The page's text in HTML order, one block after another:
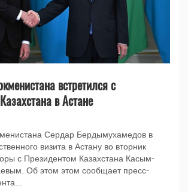
встретился с
в Астане
Сердар Бердымухамедов в
визита в Астану во вторник
с Президентом Казахстана Касым-
Об этом этом сообщает пресс-